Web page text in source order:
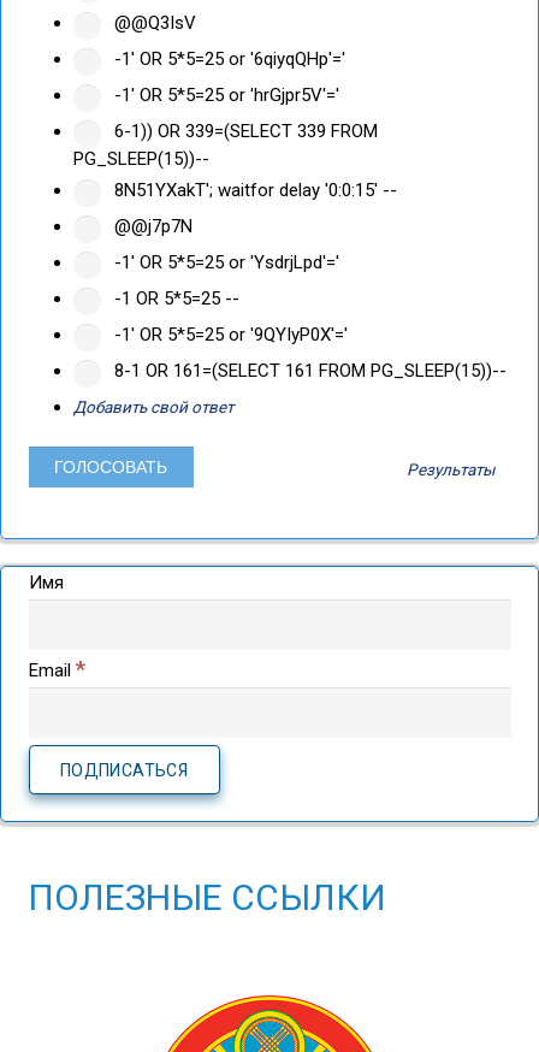
@@Q3IsV
-1' OR 5*5=25 or '6qiyqQHp'='
-1' OR 5*5=25 or 'hrGjpr5V'='
6-1)) OR 339=(SELECT 339 FROM
PG_SLEEP(15))--
8N51YXakT'; waitfor delay '0:0:15' --
@@j7p7N
-1' OR 5*5=25 or 'YsdrjLpd'='
-1 OR 5*5=25 --
-1' OR 5*5=25 or '9QYIyP0X'='
8-1 OR 161=(SELECT 161 FROM PG_SLEEP(15))--
Добавить свой ответ
Результаты
Имя
Email *
ПОЛЕЗНЫЕ ССЫЛКИ